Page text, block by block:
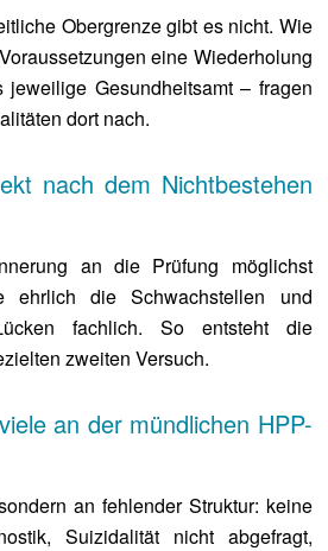
Obergrenze gibt es nicht. Wie
eine Wiederholung
Gesundheitsamt – fragen
dort nach.
nach dem Nichtbestehen
an die Prüfung möglichst
ehrlich die Schwachstellen und
fachlich. So entsteht die
zweiten Versuch.
an der mündlichen HPP-
an fehlender Struktur: keine
Suizidalität nicht abgefragt,